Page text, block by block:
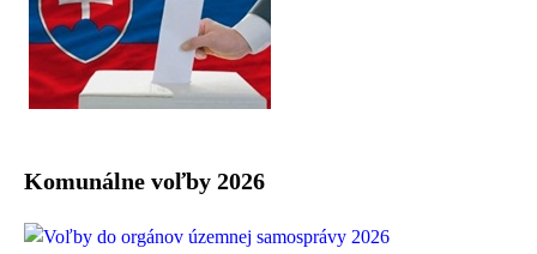
Komunálne voľby 2026